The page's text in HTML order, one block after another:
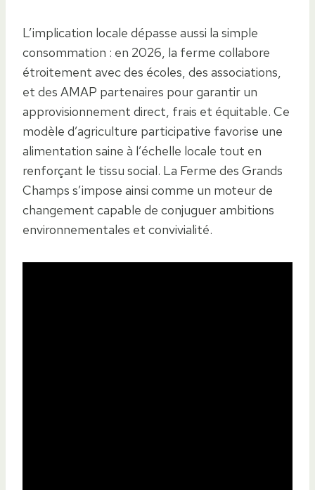
L’implication locale dépasse aussi la simple
consommation : en 2026, la ferme collabore
étroitement avec des écoles, des associations,
et des AMAP partenaires pour garantir un
approvisionnement direct, frais et équitable. Ce
modèle d’agriculture participative favorise une
alimentation saine à l’échelle locale tout en
renforçant le tissu social. La Ferme des Grands
Champs s’impose ainsi comme un moteur de
changement capable de conjuguer ambitions
environnementales et convivialité.